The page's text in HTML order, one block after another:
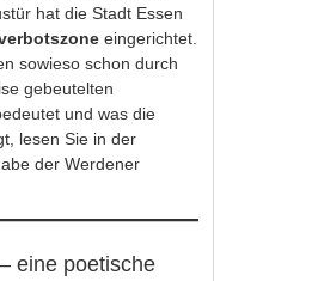
hat die Stadt Essen
eingerichtet.
sowieso schon durch
gebeutelten
und was die
lesen Sie in der
der Werdener
eine poetische